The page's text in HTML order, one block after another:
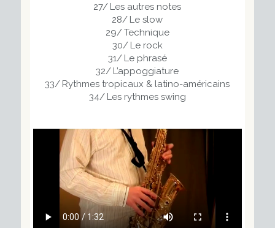
27/ Les autres notes
28/ Le slow
29/ Technique
30/ Le rock
31/ Le phrasé
32/ L’appoggiature
33/ Rythmes tropicaux & latino-américains
34/ Les rythmes swing